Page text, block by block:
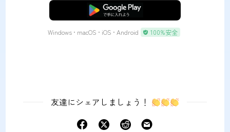
無料ダウンロード
Windows • macOS • iOS • Android 100%安全
友達にシェアしましょう！